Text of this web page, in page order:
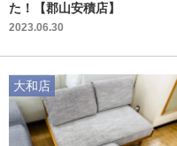
た！【郡山安積店】
2023.06.30
大和店